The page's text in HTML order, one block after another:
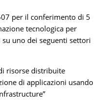
per il conferimento di 5
tecnologica per
uno dei seguenti settori
risorse distribuite
di applicazioni usando